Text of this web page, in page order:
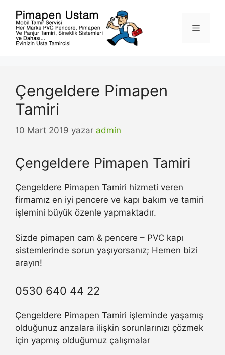
Menü
Çengeldere Pimapen
Tamiri
10 Mart 2019 yazar admin
Çengeldere Pimapen Tamiri
Çengeldere Pimapen Tamiri hizmeti veren
firmamız en iyi pencere ve kapı bakım ve tamiri
işlemini büyük özenle yapmaktadır.
Sizde pimapen cam & pencere – PVC kapı
sistemlerinde sorun yaşıyorsanız; Hemen bizi
arayın!
0530 640 44 22
Çengeldere Pimapen Tamiri işleminde yaşamış
olduğunuz arızalara ilişkin sorunlarınızı çözmek
için yapmış olduğumuz çalışmalar